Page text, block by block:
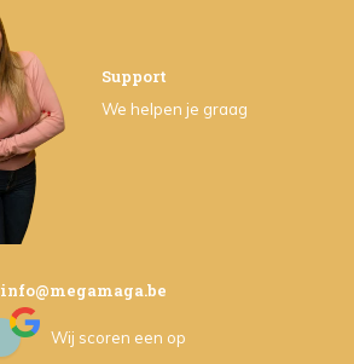
Support
We helpen je graag
info@megamaga.be
Wij scoren een op